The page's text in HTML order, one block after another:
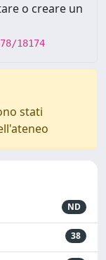
o creare un
18174
stati
ND
38